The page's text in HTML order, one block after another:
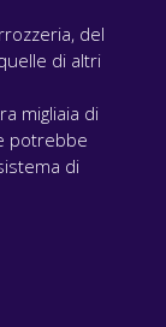
del
di altri
migliaia di
potrebbe
di